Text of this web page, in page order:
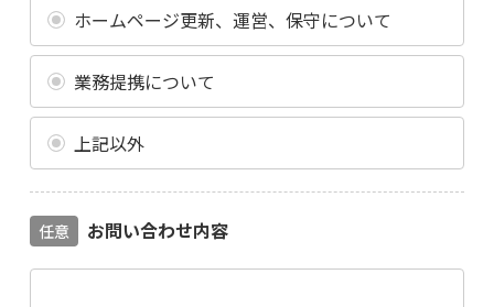
ホームページ更新、運営、保守について
業務提携について
上記以外
任意 お問い合わせ内容